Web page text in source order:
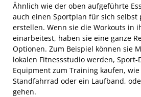
Ähnlich wie der oben aufgeführte
auch einen Sportplan für sich selbst
erstellen. Wenn sie die Workouts in
einarbeitest, haben sie eine ganze
Optionen. Zum Beispiel können sie
lokalen Fitnessstudio werden, Sport-
Equipment zum Training kaufen,
Standfahrrad oder ein Laufband,
gehen.